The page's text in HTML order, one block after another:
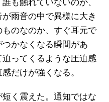
も触れていないのか、
雨音の中で異様に大き
のなのか、すぐ耳元で
かなくなる瞬間があ
ってくるような圧迫感
だけが強くなる。
く震えた。通知ではな